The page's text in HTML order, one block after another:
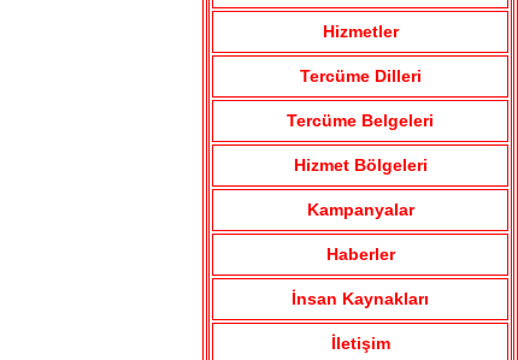
Hizmetler
Tercüme Dilleri
Tercüme Belgeleri
Hizmet Bölgeleri
Kampanyalar
Haberler
İnsan Kaynakları
İletişim